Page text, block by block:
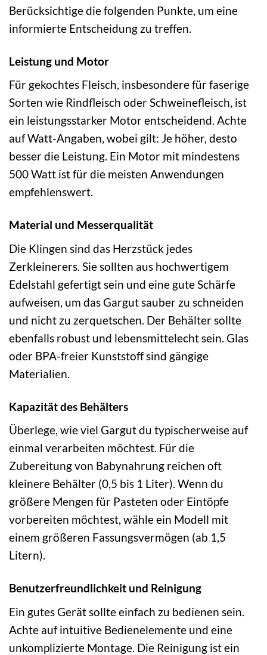
Berücksichtige die folgenden Punkte, um eine
informierte Entscheidung zu treffen.
Leistung und Motor
Für gekochtes Fleisch, insbesondere für faserige
Sorten wie Rindfleisch oder Schweinefleisch, ist
ein leistungsstarker Motor entscheidend. Achte
auf Watt-Angaben, wobei gilt: Je höher, desto
besser die Leistung. Ein Motor mit mindestens
500 Watt ist für die meisten Anwendungen
empfehlenswert.
Material und Messerqualität
Die Klingen sind das Herzstück jedes
Zerkleinerers. Sie sollten aus hochwertigem
Edelstahl gefertigt sein und eine gute Schärfe
aufweisen, um das Gargut sauber zu schneiden
und nicht zu zerquetschen. Der Behälter sollte
ebenfalls robust und lebensmittelecht sein. Glas
oder BPA-freier Kunststoff sind gängige
Materialien.
Kapazität des Behälters
Überlege, wie viel Gargut du typischerweise auf
einmal verarbeiten möchtest. Für die
Zubereitung von Babynahrung reichen oft
kleinere Behälter (0,5 bis 1 Liter). Wenn du
größere Mengen für Pasteten oder Eintöpfe
vorbereiten möchtest, wähle ein Modell mit
einem größeren Fassungsvermögen (ab 1,5
Litern).
Benutzerfreundlichkeit und Reinigung
Ein gutes Gerät sollte einfach zu bedienen sein.
Achte auf intuitive Bedienelemente und eine
unkomplizierte Montage. Die Reinigung ist ein